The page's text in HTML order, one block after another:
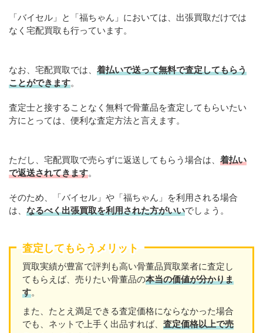
「バイセル」と「福ちゃん」においては、出張買取だけでは
なく宅配買取も行っています。
なお、宅配買取では、 着払いで送って無料で査定してもらう
ことができます。
査定士と接することなく無料で骨董品を査定してもらいたい
方にとっては、便利な査定方法と言えます。
ただし、宅配買取で売らずに返送してもらう場合は、 着払い
で返送されてきます。
そのため、「バイセル」や「福ちゃん」を利用される場合
は、 なるべく出張買取を利用された方がいいでしょう。
査定してもらうメリット
買取実績が豊富で評判も高い骨董品買取業者に査定し
てもらえば、売りたい骨董品の本当の価値が分かりま
す。
また、たとえ満足できる査定価格にならなかった場合
でも、ネットで上手く出品すれば、 査定価格以上で売